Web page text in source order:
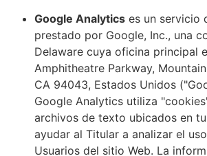
Google Analytics es un servicio
prestado por Google, Inc., una
Delaware cuya oficina principal
Amphitheatre Parkway,
CA 94043, Estados Unidos
Google Analytics utiliza
archivos de texto ubicados en
ayudar al Titular a analizar el
Usuarios del sitio Web. La